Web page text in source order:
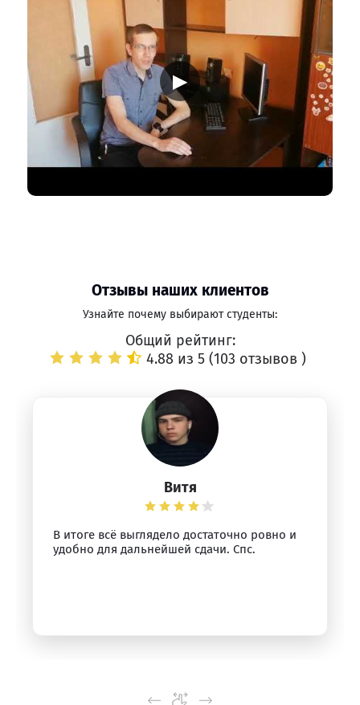
▶
Отзывы наших клиентов
Узнайте почему выбирают студенты:
Общий рейтинг:
4.88 из 5 (103 отзывов )
Витя
В итоге всё выглядело достаточно ровно и
удобно для дальнейшей сдачи. Спс.